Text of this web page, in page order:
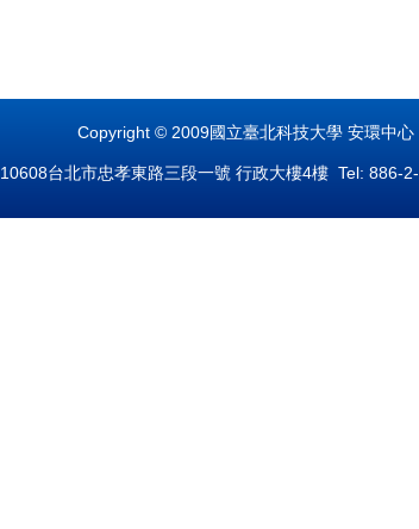
Copyright © 2009國立臺北科技大學 安環中
10608台北市忠孝東路三段一號 行政大樓4樓 Tel: